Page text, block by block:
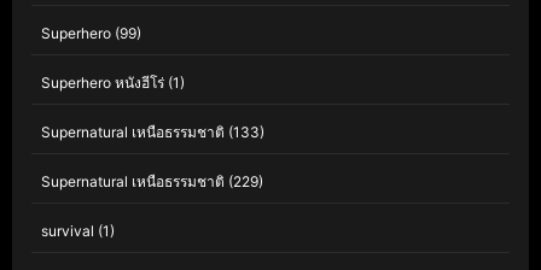
Superhero (99)
Superhero หนังฮีโร่ (1)
Supernatural เหนือธรรมชาติ (133)
Supernatural เหนือธรรมชาติ (229)
survival (1)